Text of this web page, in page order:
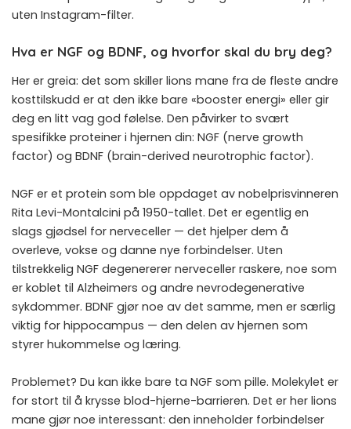
uten Instagram-filter.
Hva er NGF og BDNF, og hvorfor skal du bry deg?
Her er greia: det som skiller lions mane fra de fleste andre
kosttilskudd er at den ikke bare «booster energi» eller gir
deg en litt vag god følelse. Den påvirker to svært
spesifikke proteiner i hjernen din: NGF (nerve growth
factor) og BDNF (brain-derived neurotrophic factor).
NGF er et protein som ble oppdaget av nobelprisvinneren
Rita Levi-Montalcini på 1950-tallet. Det er egentlig en
slags gjødsel for nerveceller — det hjelper dem å
overleve, vokse og danne nye forbindelser. Uten
tilstrekkelig NGF degenererer nerveceller raskere, noe som
er koblet til Alzheimers og andre nevrodegenerative
sykdommer. BDNF gjør noe av det samme, men er særlig
viktig for hippocampus — den delen av hjernen som
styrer hukommelse og læring.
Problemet? Du kan ikke bare ta NGF som pille. Molekylet er
for stort til å krysse blod-hjerne-barrieren. Det er her lions
mane gjør noe interessant: den inneholder forbindelser